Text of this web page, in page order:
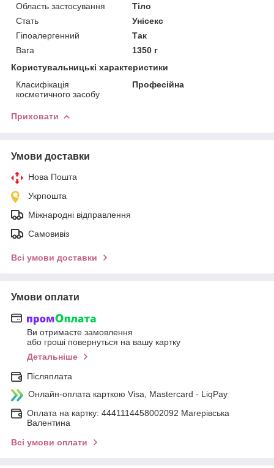
Область застосування
Тіло
Стать
Унісекс
Гіпоалергенний
Так
Вага
1350 г
Користувальницькі характеристики
Класифікація
косметичного засобу
Професійна
Приховати
Умови доставки
Нова Пошта
Укрпошта
Міжнародні відправлення
Самовивіз
Всі умови доставки
Умови оплати
Ви отримаєте замовлення
або гроші повернуться на вашу картку
Детальніше
Післяплата
Онлайн-оплата карткою Visa, Mastercard - LiqPay
Оплата на картку: 4441114458002092 Магерівська
Валентина
Всі умови оплати